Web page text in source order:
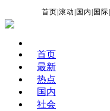
首页 |滚动 国内 国际
首页
最新
热点
国内
社会